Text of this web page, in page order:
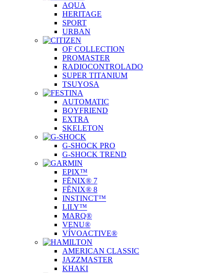
AQUA
HERITAGE
SPORT
URBAN
OF COLLECTION
PROMASTER
RADIOCONTROLADO
SUPER TITANIUM
TSUYOSA
AUTOMATIC
BOYFRIEND
EXTRA
SKELETON
G-SHOCK PRO
G-SHOCK TREND
EPIX™
FĒNIX® 7
FĒNIX® 8
INSTINCT™
LILY™
MARQ®
VENU®
VÍVOACTIVE®
AMERICAN CLASSIC
JAZZMASTER
KHAKI